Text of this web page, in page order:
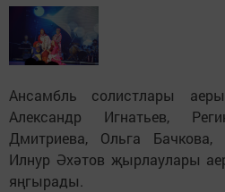
Ансамбль солистлары
Александр Игнатьев,
Дмитриева, Ольга Бачкова,
Илнур Әхәтов җырлаулары
яңгырады.